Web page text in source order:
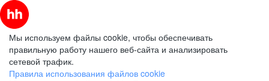
Мы используем файлы cookie, чтобы обеспечивать
правильную работу нашего веб-сайта и анализировать
сетевой трафик.
Правила использования файлов cookie